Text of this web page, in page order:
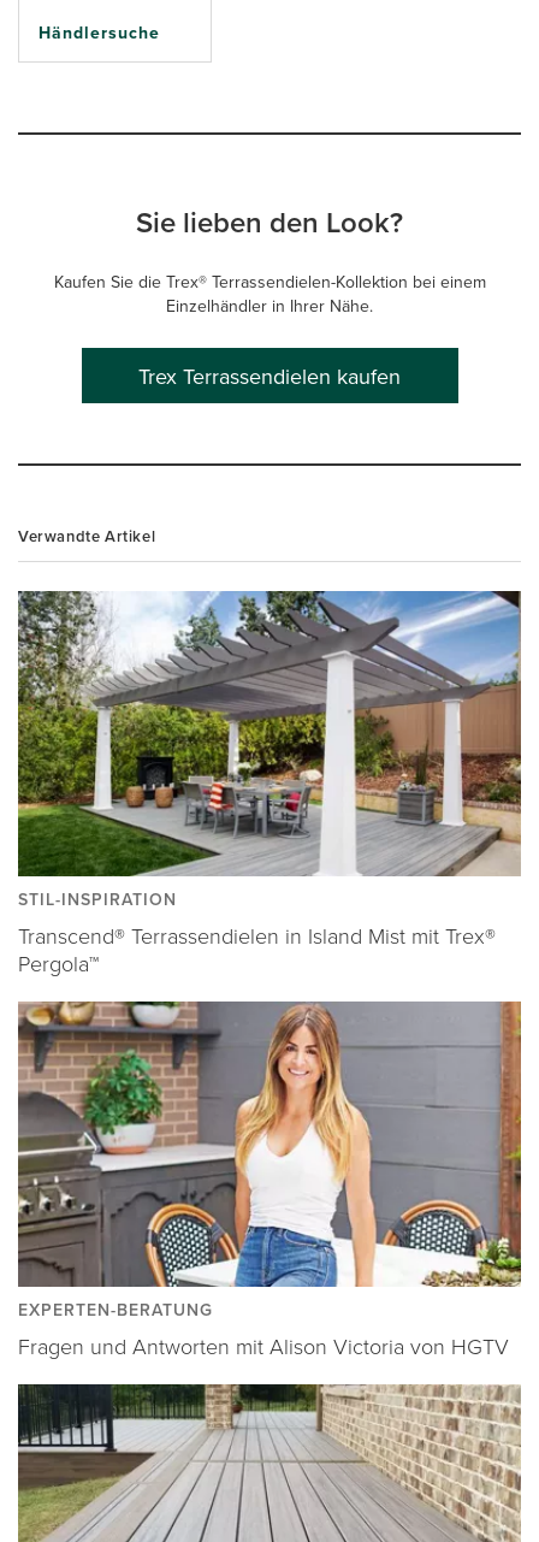
Händlersuche
Sie lieben den Look?
Kaufen Sie die Trex® Terrassendielen-Kollektion bei einem
Einzelhändler in Ihrer Nähe.
Trex Terrassendielen kaufen
Verwandte Artikel
STIL-INSPIRATION
Transcend® Terrassendielen in Island Mist mit Trex®
Pergola™
EXPERTEN-BERATUNG
Fragen und Antworten mit Alison Victoria von HGTV